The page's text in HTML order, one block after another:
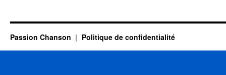
Passion Chanson Politique de confidentialité